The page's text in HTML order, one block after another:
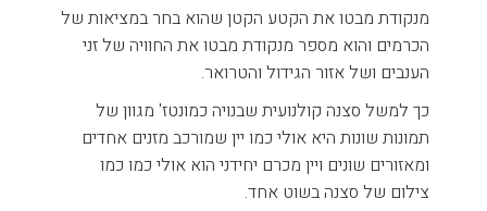
מנקודת מבטו את הקטע הקטן שהוא בחר במציאות של
הכרמים והוא מספר מנקודת מבטו את החוויה של זני
הענבים ושל אזור הגידול והטרואר.
כך למשל סצנה קולנועית שבנויה כמונטז' מגוון של
תמונות שונות היא אולי כמו יין שמורכב מזנים אחדים
ומאזורים שונים ויין מכרם יחידני הוא אולי כמו כמו
צילום של סצנה בשוט אחד.